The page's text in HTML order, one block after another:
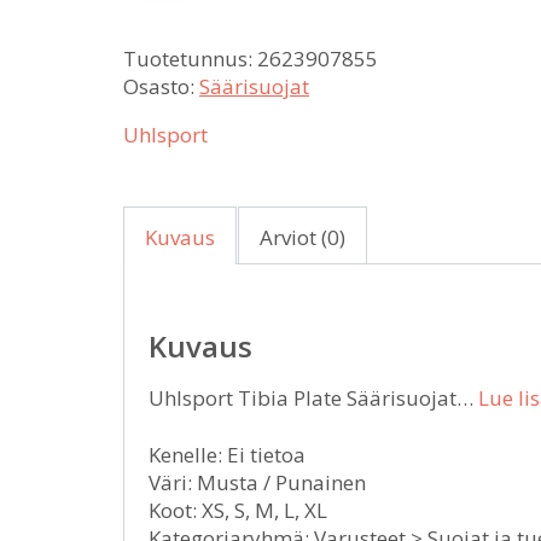
Tuotetunnus: 2623907855
Osasto: Säärisuojat
Uhlsport
Kuvaus Arviot (0)
Kuvaus
Uhlsport Tibia Plate Säärisuojat… Lue
Kenelle: Ei tietoa
Väri: Musta / Punainen
Koot: XS, S, M, L, XL